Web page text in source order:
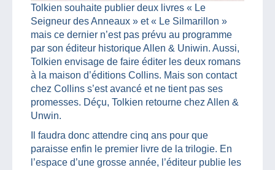
Tolkien souhaite publier deux livres « Le
Seigneur des Anneaux » et « Le Silmarillon »
mais ce dernier n’est pas prévu au programme
par son éditeur historique Allen & Uniwin. Aussi,
Tolkien envisage de faire éditer les deux romans
à la maison d’éditions Collins. Mais son contact
chez Collins s’est avancé et ne tient pas ses
promesses. Déçu, Tolkien retourne chez Allen &
Unwin.
Il faudra donc attendre cinq ans pour que
paraisse enfin le premier livre de la trilogie. En
l’espace d’une grosse année, l’éditeur publie les